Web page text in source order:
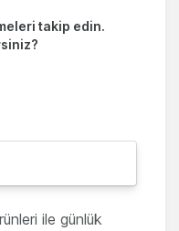
takip edin.
ile günlük